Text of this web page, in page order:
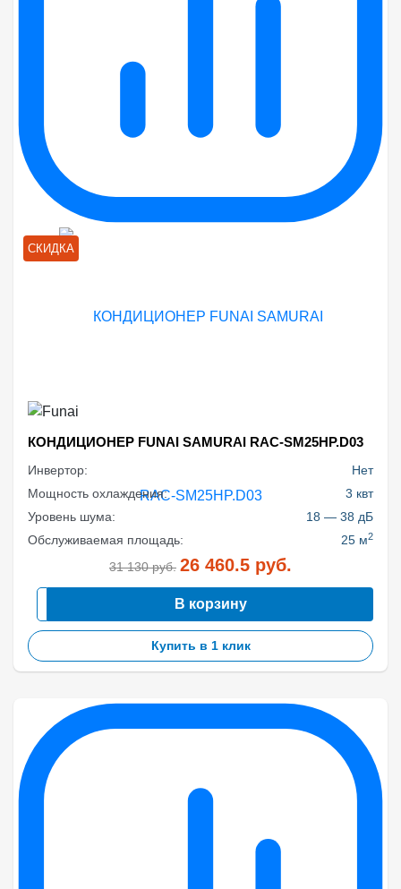
СКИДКА
КОНДИЦИОНЕР FUNAI SAMURAI RAC-SM25HP.D03
Инвертор:
Нет
Мощность охлаждения:
3 квт
Уровень шума:
18 — 38 дБ
Обслуживаемая площадь:
25 м2
31 130руб. 26 460.5 руб.
В корзину
Купить в 1 клик